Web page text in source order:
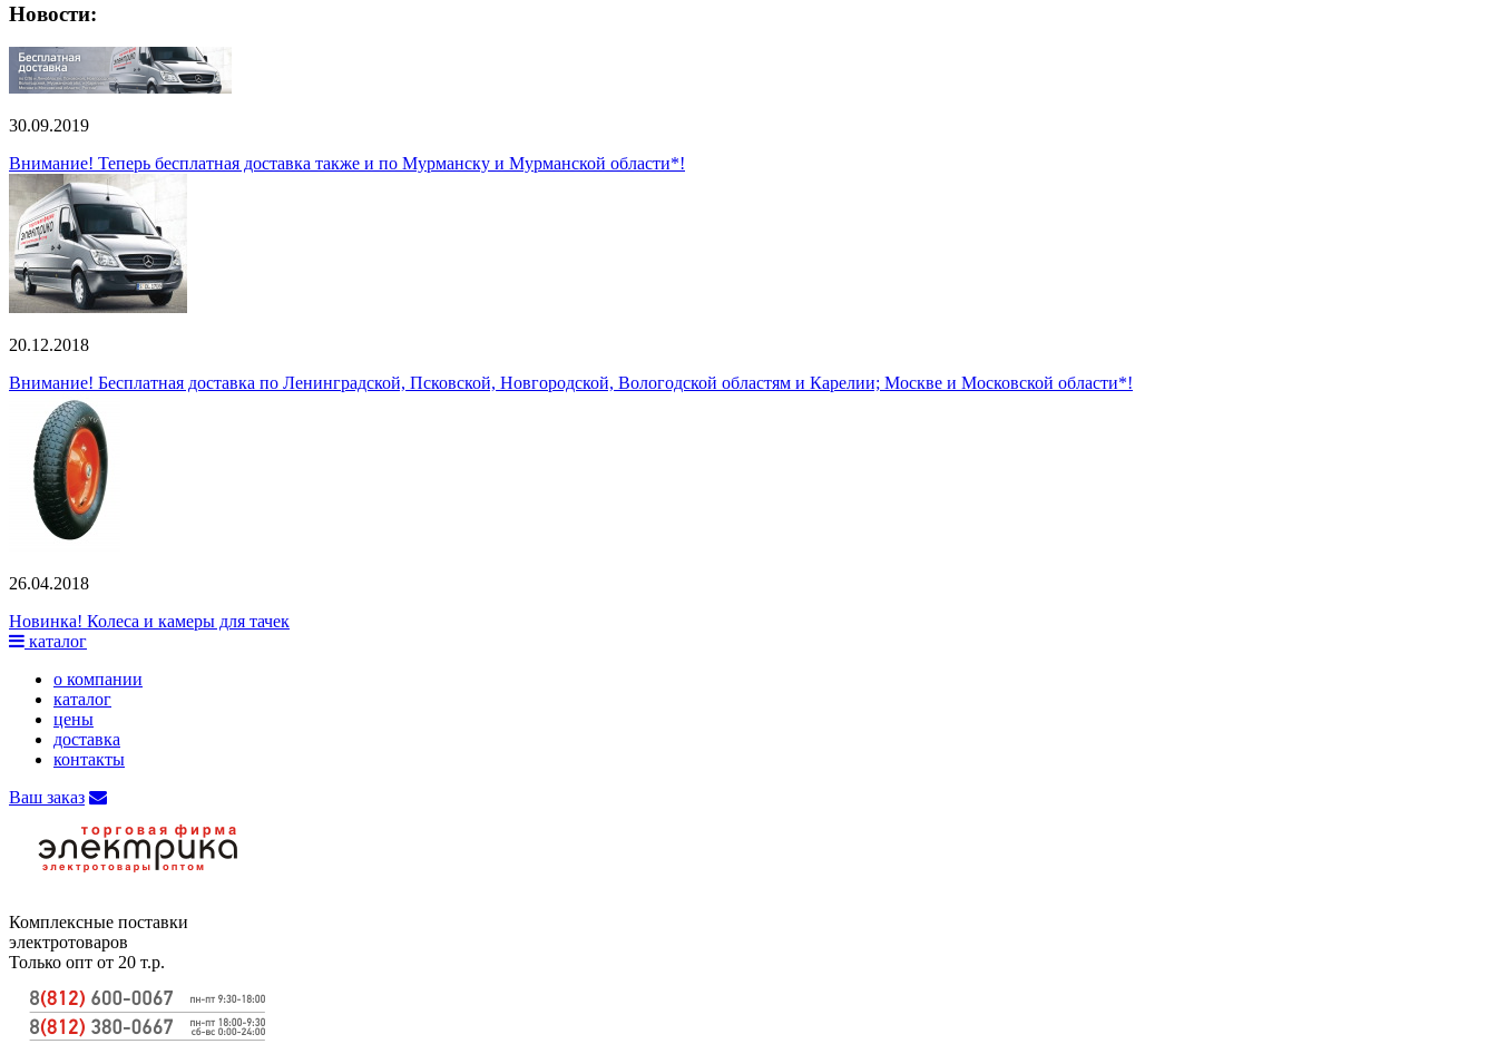
Новости:
30.09.2019
Внимание! Теперь бесплатная доставка также и по Мурманску и Мурманской области*!
20.12.2018
Внимание! Бесплатная доставка по Ленинградской, Псковской, Новгородской, Вологодской областям и Карелии; Москве и Московской области*!
26.04.2018
Новинка! Колеса и камеры для тачек
каталог
о компании
каталог
цены
доставка
контакты
Ваш заказ
Комплексные поставки
электротоваров
Только опт от 20 т.р.